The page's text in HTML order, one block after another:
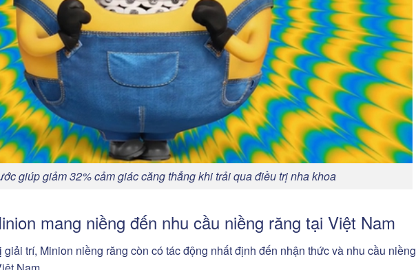
giúp giảm 32% cảm giác căng thẳng khi trải qua điều trị nha khoa
mang niềng đến nhu cầu niềng răng tại Việt Nam
trí, Minion niềng răng còn có tác động nhất định đến nhận thức và nhu cầu niềng